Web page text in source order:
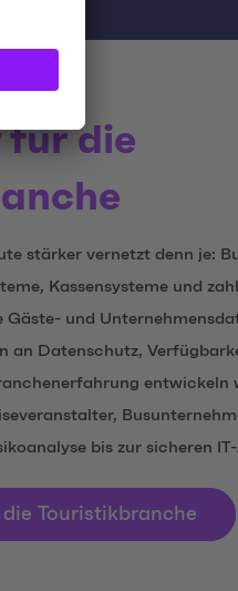
für die
stärker vernetzt denn je:
Kassensysteme und
und
an Datenschutz,
entwickeln
bis zur sicheren
Touristikbranche